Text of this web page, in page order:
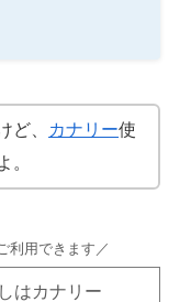
ど、 カナリー使
。
利用できます／
はカナリー